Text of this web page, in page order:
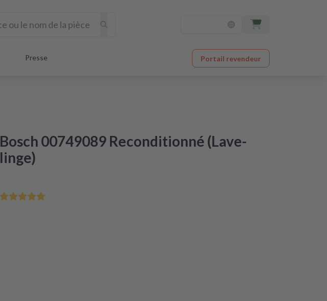
Presse Portail revendeur
Bosch 00749089 Reconditionné (Lave-
linge)